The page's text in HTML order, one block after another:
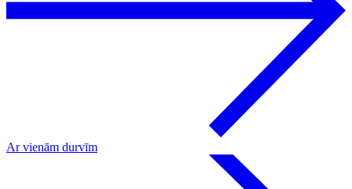
Ar vienām durvīm